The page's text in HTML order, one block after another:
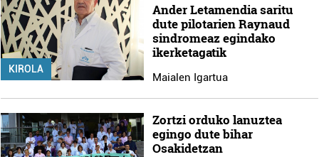
KIROLA
Ander Letamendia saritu
dute pilotarien Raynaud
sindromeaz egindako
ikerketagatik
Maialen Igartua
Zortzi orduko lanuztea
egingo dute bihar
Osakidetzan